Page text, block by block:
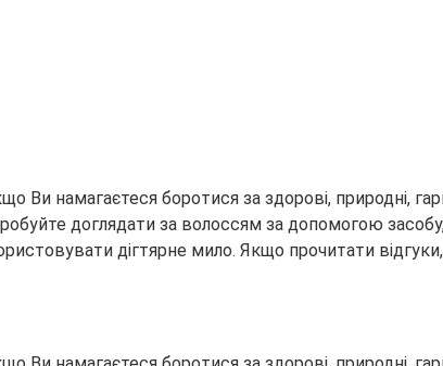
намагаєтеся боротися за здорові, природні,
доглядати за волоссям за допомогою
дігтярне мило. Якщо прочитати